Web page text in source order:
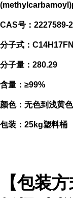
CAS号：2227589-
分子式：
分子量：280.29
含量：≥99%
颜色：无色到浅黄
包装：25kg塑料桶
【包装